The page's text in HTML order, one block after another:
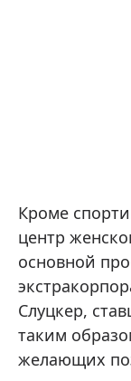
Кроме
центр
основной
Слуцкер,
таким
желающих